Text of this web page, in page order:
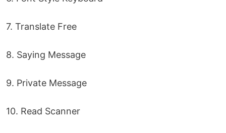
7. Translate Free
8. Saying Message
9. Private Message
10. Read Scanner